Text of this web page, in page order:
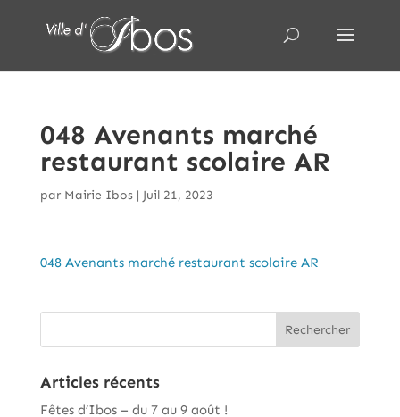
048 Avenants marché
restaurant scolaire AR
par Mairie Ibos| Juil 21, 2023
048 Avenants marché restaurant scolaire AR
Articles récents
Fêtes d’Ibos – du 7 au 9 août !